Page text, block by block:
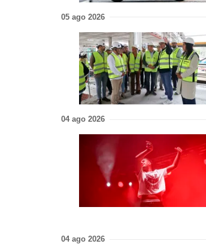
05 ago 2026
04 ago 2026
04 ago 2026